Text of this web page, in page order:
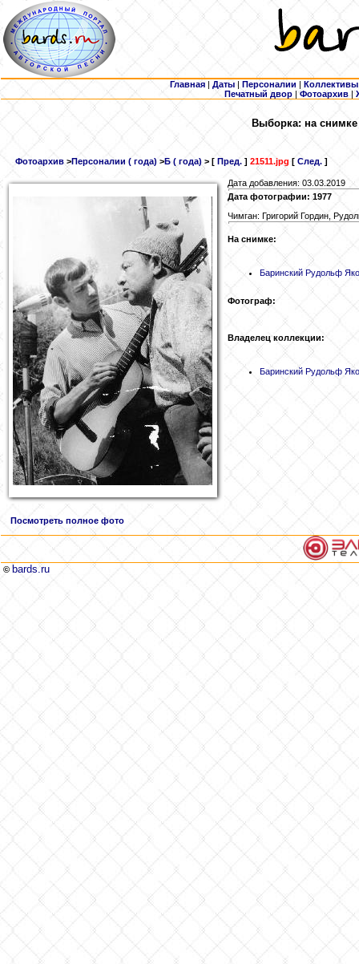
Главная | Даты | Персоналии | Коллективы
Печатный двор |Фотоархив |
Выборка: на
Фотоархив >Персоналии ( года) >Б ( года) > [ Пред. ] 21511.jpg [ След. ]
Дата добавления: 03.03.2019
Дата фотографии: 1977
Чимган: Григорий Гордин,
На снимке:
Баринский Рудольф
Фотограф:
Владелец коллекции:
Баринский Рудольф
Посмотреть полное фото
© bards.ru